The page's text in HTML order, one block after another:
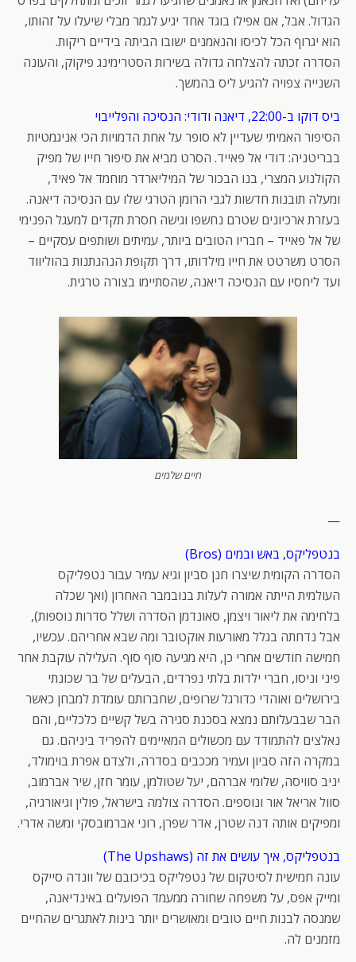
הגדול. אבל, אם אפילו בוגד אחד יגיע לגמר מבלי שיעלו על זהותו,
הוא יגרוף הכל לכיסו והנאמנים ישובו הביתה בידיים ריקות.
הסדרה זכתה להצלחה גדולה בשירות הסטרימינג פיקוק, והעונה
השנייה צפויה להגיע ליס בהמשך.
ביס דוקו ב-22:00, דיאנה ודודי: הנסיכה והפלייבוי
הסיפור האמיתי שעדיין לא סופר על אחת הדמויות הכי אניגמטיות
בבריטניה: דודי אל פאייד. הסרט מביא את סיפור חייו של מפיק
הקולנוע המצרי, בנו הבכור של המיליארדר מוחמד אל פאיד,
ומעלה תובנות חדשות לגבי הרומן הטרגי שלו עם הנסיכה דיאנה.
בעזרת ארכיונים שטרם נחשפו וגישה חסרת תקדים למעגל הפנימי
של אל פאייד – חבריו הטובים ביותר, עמיתים ושותפים עסקיים –
הסרט משרטט את חייו מילדותו, דרך תקופת הנהנתנות בהוליווד
ועד ליחסיו עם הנסיכה דיאנה, שהסתיימו בצורה טרגית.
חיים שלמים
—
בנטפליקס, באש ובמים (Bros)
הסדרה הקומית שיצרו חנן סביון וגיא עמיר עבור נטפליקס
העולמית הייתה אמורה לעלות בנובמבר האחרון (ואך שכלה
בלחימה את ליאור ויצמן, סאונדמן הסדרה ושלל סדרות נוספות),
אבל נדחתה בגלל מאורעות אוקטובר ומה שבא אחריהם. עכשיו,
חמישה חודשים אחרי כן, היא מגיעה סוף סוף. העלילה עוקבת אחר
פיני וניסו, חברי ילדות בלתי נפרדים, הבעלים של בר שכונתי
בירושלים ואוהדי כדורגל שרופים, שחברותם עומדת למבחן כאשר
הבר שבבעלותם נמצא בסכנת סגירה בשל קשיים כלכליים, והם
נאלצים להתמודד עם מכשולים המאיימים להפריד ביניהם. גם
במקרה הזה סביון ועמיר מככבים בסדרה, ולצדם אפרת בוימולד,
יניב סוויסה, שלומי אברהם, יעל שטולמן, עומר חזן, שיר אברמוב,
סוול אריאל אור ונוספים. הסדרה צולמה בישראל, פולין וגיאורגיה,
ומפיקים אותה דנה שטרן, אדר שפרן, רוני אברמובסקי ומשה אדרי.
בנטפליקס, איך עושים את זה (The Upshaws)
עונה חמישית לסיטקום של נטפליקס בכיכובם של וונדה סייקס
ומייק אפס, על משפחה שחורה ממעמד הפועלים באינדיאנה,
שמנסה לבנות חיים טובים ומאושרים יותר בינות לאתגרים שהחיים
מזמנים לה.